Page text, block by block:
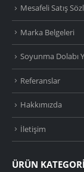
Mesafeli Satış
Marka Belgeleri
Soyunma Dolabı
Referanslar
Hakkımızda
İletişim
ÜRÜN